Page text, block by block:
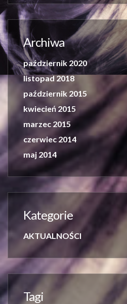
Archiwa
październik 2020
listopad 2018
październik 2015
kwiecień 2015
marzec 2015
czerwiec 2014
maj 2014
Kategorie
AKTUALNOŚCI
Tagi